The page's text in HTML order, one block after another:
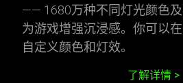
—— 1680万种不同灯光颜色及
为游戏增强沉浸感。你可以
自定义颜色和灯效。
了解详情